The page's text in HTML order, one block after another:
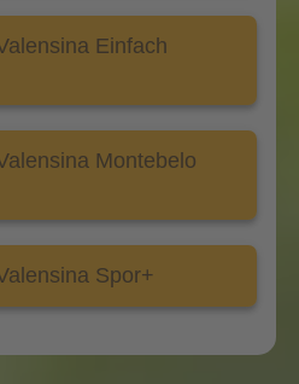
Einfach
Montebelo
Spor+